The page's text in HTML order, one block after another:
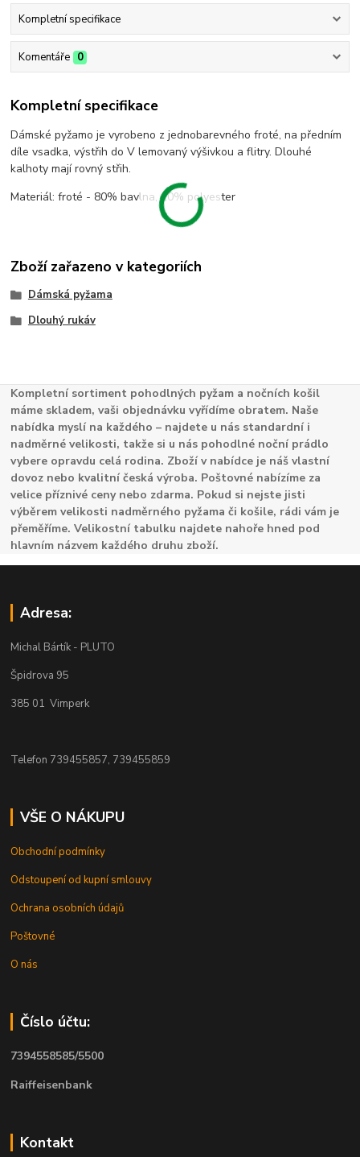
Kompletní specifikace
Komentáře 0
Kompletní specifikace
Dámské pyžamo je vyrobeno z jednobarevného froté, na předním
díle vsadka, výstřih do V lemovaný výšivkou a flitry. Dlouhé
kalhoty mají rovný střih.
Materiál: froté - 80% bavlna, 20% polyester
Zboží zařazeno v kategoriích
Dámská pyžama
Dlouhý rukáv
Kompletní sortiment pohodlných pyžam a nočních košil
máme skladem, vaši objednávku vyřídíme obratem. Naše
nabídka myslí na každého – najdete u nás standardní i
nadměrné velikosti, takže si u nás pohodlné noční prádlo
vybere opravdu celá rodina. Zboží v nabídce je náš vlastní
dovoz nebo kvalitní česká výroba. Poštovné nabízíme za
velice příznivé ceny nebo zdarma. Pokud si nejste jisti
výběrem velikosti nadměrného pyžama či košile, rádi vám je
přeměříme. Velikostní tabulku najdete nahoře hned pod
hlavním názvem každého druhu zboží.
Adresa:
Michal Bártík - PLUTO
Špidrova 95
385 01 Vimperk
Telefon 739455857, 739455859
VŠE O NÁKUPU
Obchodní podmínky
Odstoupení od kupní smlouvy
Ochrana osobních údajů
Poštovné
O nás
Číslo účtu:
7394558585/5500
Raiffeisenbank
Kontakt